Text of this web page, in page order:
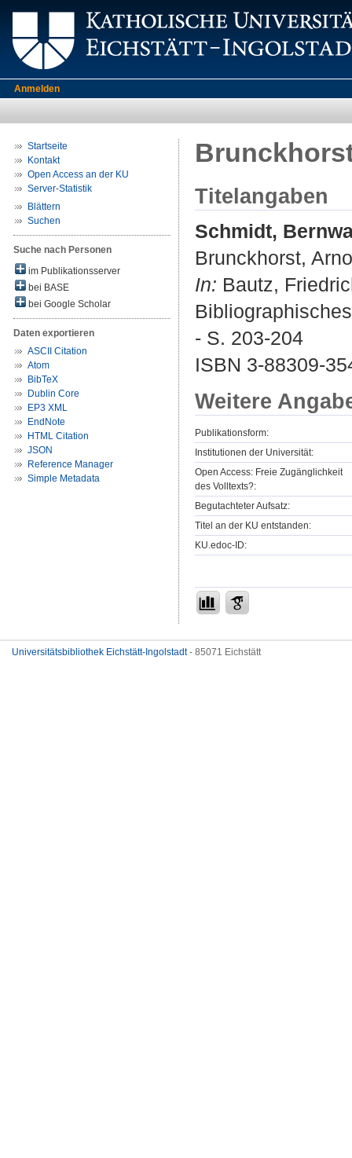
Anmelden
Startseite
Kontakt
Open Access an der KU
Server-Statistik
Blättern
Suchen
Suche nach Personen
im Publikationsserver
bei BASE
bei Google Scholar
Daten exportieren
ASCII Citation
Atom
BibTeX
Dublin Core
EP3 XML
EndNote
HTML Citation
JSON
Reference Manager
Simple Metadata
Titelangaben
Schmidt,
Brunckhorst,
In: Bautz,
- S. 203-204
ISBN 3-88309-
Weitere
Publikationsform:
Institutionen der Universität:
Open Access: Freie Zugänglichkeit
des Volltexts?:
Begutachteter Aufsatz:
Titel an der KU entstanden:
KU.edoc-ID:
Universitätsbibliothek Eichstätt-Ingolstadt- 85071 Eichstätt